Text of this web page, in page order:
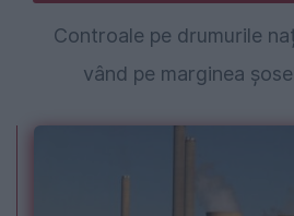
Controale pe drumurile
vând pe marginea